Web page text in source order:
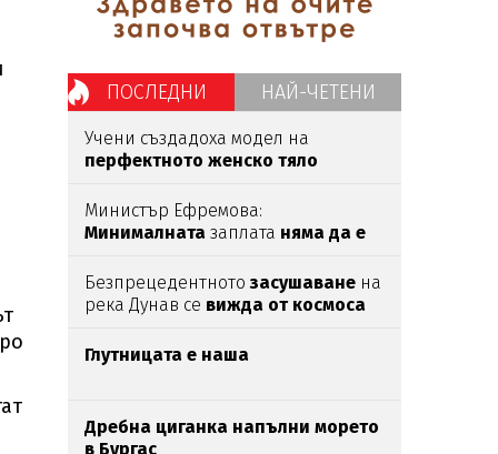
ПОСЛЕДНИ НАЙ-ЧЕТЕНИ
Учени създадоха модел на
перфектното женско тяло
Министър Ефремова:
Минималната заплата няма да е
Безпрецедентнотозасушаване на
река Дунав се вижда от космоса
Глутницата е наша
Дребна циганка напълни морето
в Бургас